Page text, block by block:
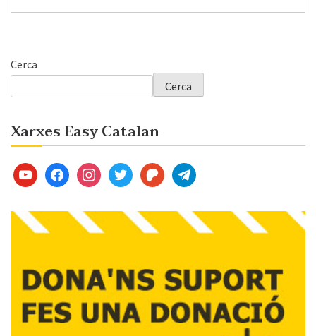
Cerca
Cerca
Xarxes Easy Catalan
youtubefacebookinstagramtwitterpatreontelegram